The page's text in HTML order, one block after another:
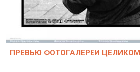
ПРЕВЬЮ ФОТОГАЛЕРЕИ ЦЕЛИКОМ